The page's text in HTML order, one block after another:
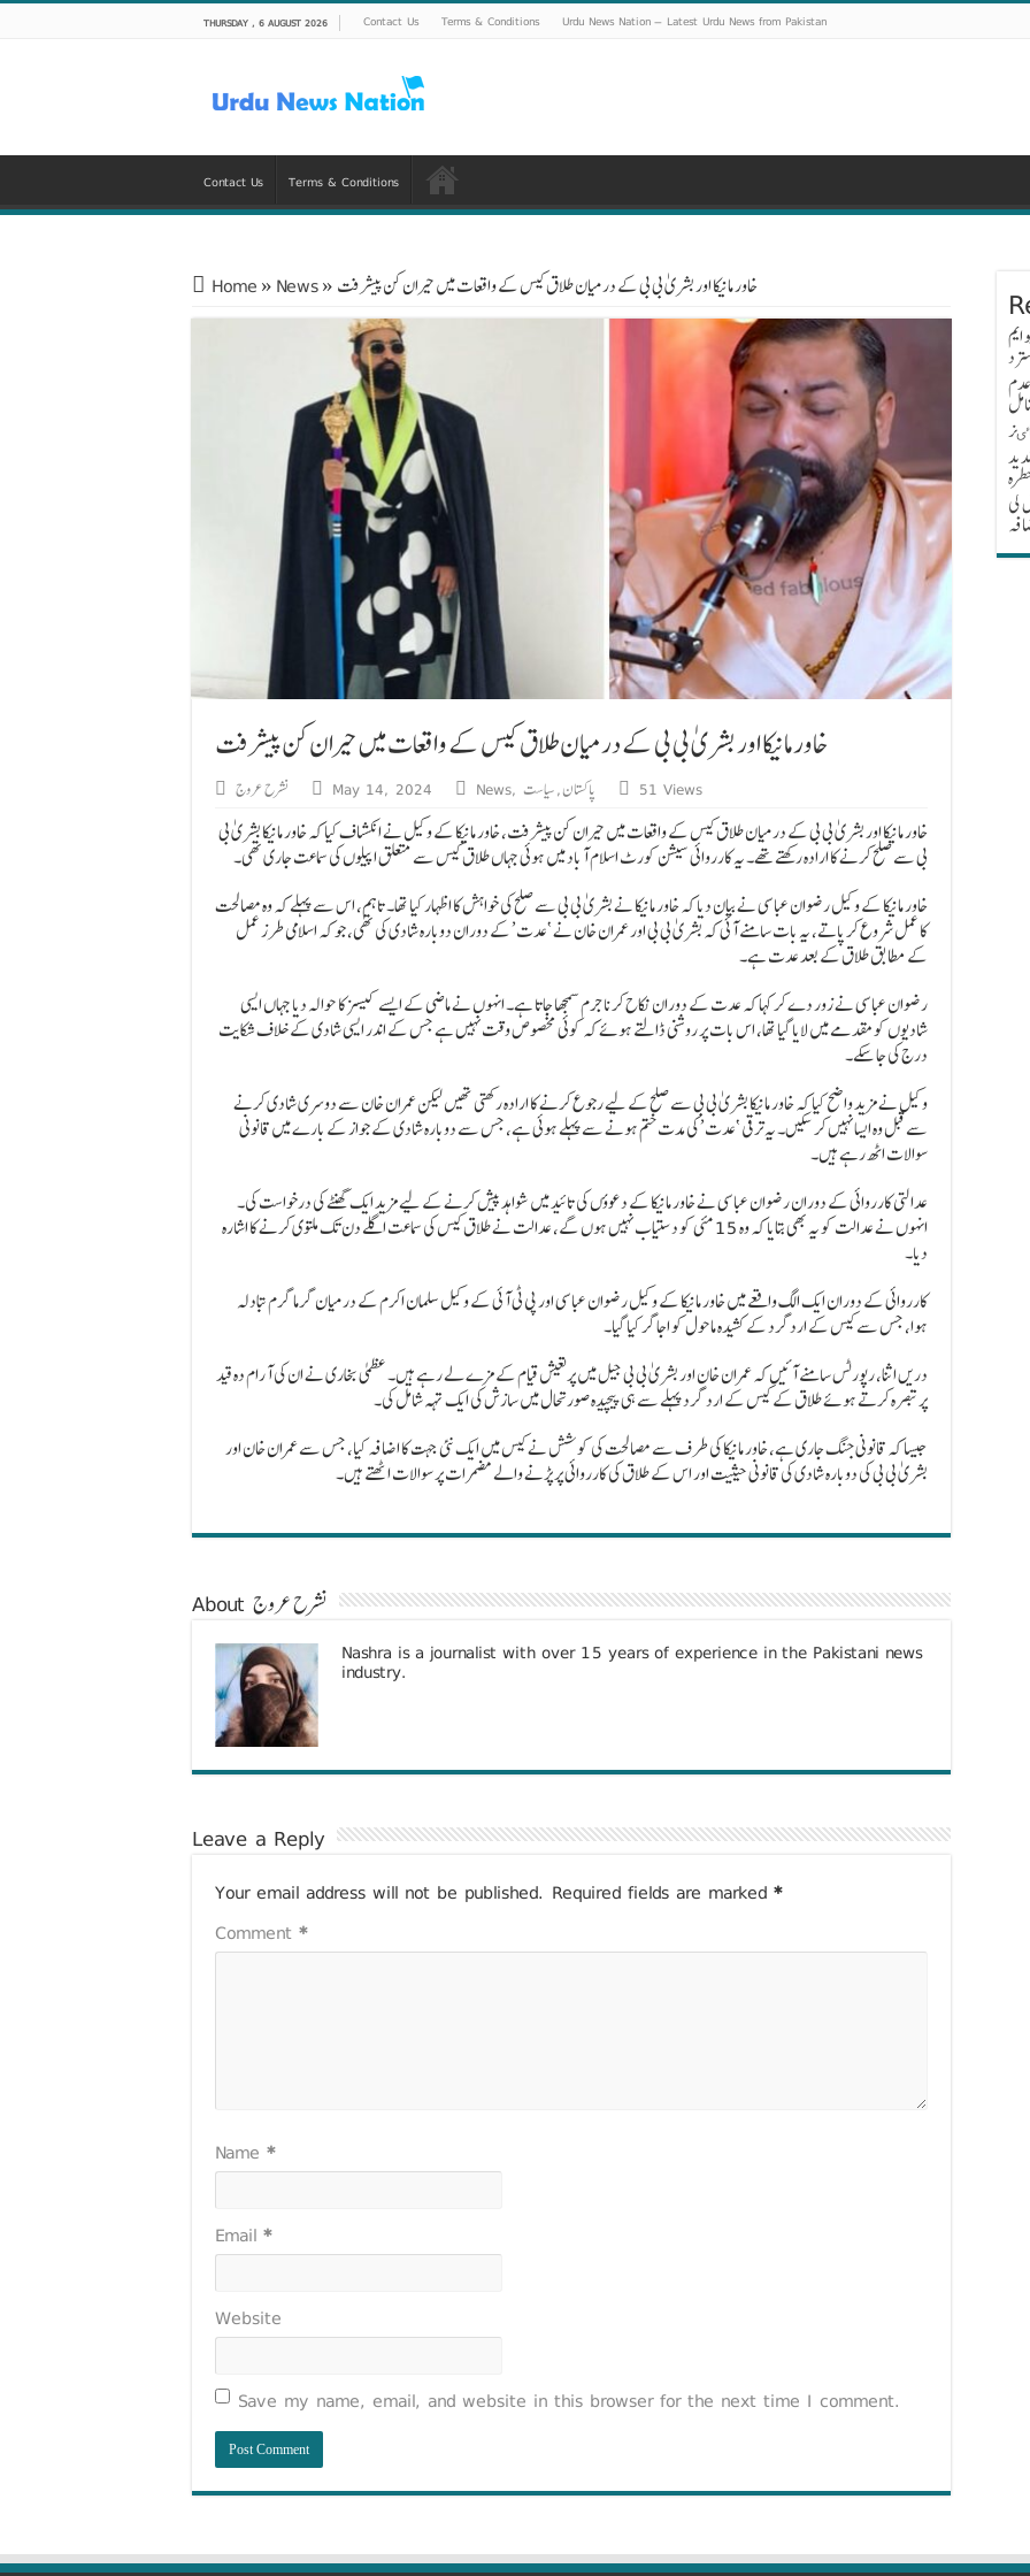
THURSDAY , 6 AUGUST 2026 Contact Us Terms & Conditions Urdu News Nation – Latest Urdu News from Pakistan
Contact Us Terms & Conditions
Home » News» خاور مانیکا اور بشریٰ بی بی کے درمیان طلاق کیس کے واقعات میں حیران کن پیشرفت
خاور مانیکا اور بشریٰ بی بی کے درمیان طلاق کیس کے واقعات میں حیران کن پیشرفت
نشرح عروج May 14, 2024 News, پاکستان,سیاست 51 Views
خاور مانیکا اور بشریٰ بی بی کے درمیان طلاق کیس کے واقعات میں حیران کن پیشرفت، خاور مانیکا کے وکیل نے انکشاف کیا کہ خاور مانیکا بشریٰ بی
بی سے صلح کرنے کا ارادہ رکھتے تھے۔ یہ کارروائی سیشن کورٹ اسلام آباد میں ہوئی جہاں طلاق کیس سے متعلق اپیلوں کی سماعت جاری تھی۔
خاور مانیکا کے وکیل رضوان عباسی نے بیان دیا کہ خاور مانیکا نے بشریٰ بی بی سے صلح کی خواہش کا اظہار کیا تھا۔ تاہم، اس سے پہلے کہ وہ مصالحت
کا عمل شروع کر پاتے، یہ بات سامنے آئی کہ بشریٰ بی بی اور عمران خان نے ‘عدت’ کے دوران دوبارہ شادی کی تھی، جو کہ اسلامی طرز عمل
کے مطابق طلاق کے بعد عدت ہے۔
رضوان عباسی نے زور دے کر کہا کہ عدت کے دوران نکاح کرنا جرم سمجھا جاتا ہے۔ انہوں نے ماضی کے ایسے کیسز کا حوالہ دیا جہاں ایسی
شادیوں کو مقدمے میں لایا گیا تھا، اس بات پر روشنی ڈالتے ہوئے کہ کوئی مخصوص وقت نہیں ہے جس کے اندر ایسی شادی کے خلاف شکایت
درج کی جا سکے۔
وکیل نے مزید واضح کیا کہ خاور مانیکا بشریٰ بی بی سے صلح کے لیے رجوع کرنے کا ارادہ رکھتی تھیں لیکن عمران خان سے دوسری شادی کرنے
سے قبل وہ ایسا نہیں کر سکیں۔ یہ ترقی ‘عدت’ کی مدت ختم ہونے سے پہلے ہوئی ہے، جس سے دوبارہ شادی کے جواز کے بارے میں قانونی
سوالات اٹھ رہے ہیں۔
عدالتی کارروائی کے دوران رضوان عباسی نے خاور مانیکا کے دعوؤں کی تائید میں شواہد پیش کرنے کے لیے مزید ایک گھنٹے کی درخواست کی۔
انہوں نے عدالت کو یہ بھی بتایا کہ وہ 15 مئی کو دستیاب نہیں ہوں گے، عدالت نے طلاق کیس کی سماعت اگلے دن تک ملتوی کرنے کا اشارہ
دیا۔
کارروائی کے دوران ایک الگ واقعے میں خاور مانیکا کے وکیل رضوان عباسی اور پی ٹی آئی کے وکیل سلمان اکرم کے درمیان گرما گرم تبادلہ
ہوا، جس سے کیس کے اردگرد کے کشیدہ ماحول کو اجاگر کیا گیا۔
دریں اثنا، رپورٹس سامنے آئیں کہ عمران خان اور بشریٰ بی بی جیل میں پرتعیش قیام کے مزے لے رہے ہیں۔ عظمیٰ بخاری نے ان کی آرام دہ قید
پر تبصرہ کرتے ہوئے طلاق کے کیس کے ارد گرد پہلے سے ہی پیچیدہ صورتحال میں سازش کی ایک تہہ شامل کی۔
جیسا کہ قانونی جنگ جاری ہے، خاور مانیکا کی طرف سے مصالحت کی کوشش نے کیس میں ایک نئی جہت کا اضافہ کیا، جس سے عمران خان اور
بشریٰ بی بی کی دوبارہ شادی کی قانونی حیثیت اور اس کے طلاق کی کارروائی پر پڑنے والے مضمرات پر سوالات اٹھتے ہیں۔
About نشرح عروج
Nashra is a journalist with over 15 years of experience in the Pakistani news
industry.
Leave a Reply
Your email address will not be published. Required fields are marked *
Comment *
Name *
Email *
Website
Save my name, email, and website in this browser for the next time I comment.
کی